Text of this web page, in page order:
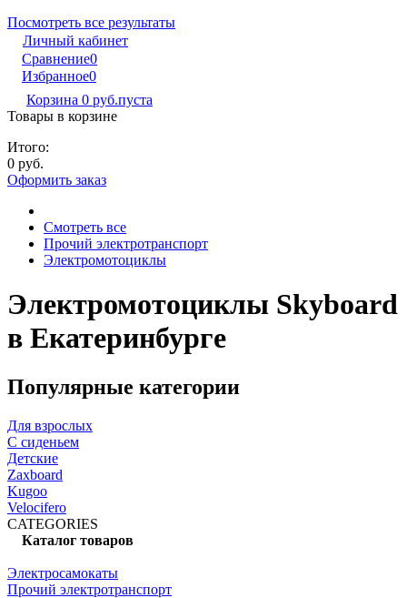
Посмотреть все результаты
Личный кабинет
Сравнение0
Избранное0
Корзина 0 руб.пуста
Товары в корзине
Итого:
0 руб.
Оформить заказ
Смотреть все
Прочий электротранспорт
Электромотоциклы
Электромотоциклы Skyboard
в Екатеринбурге
Популярные категории
Для взрослых
С сиденьем
Детские
Zaxboard
Kugoo
Velocifero
CATEGORIES
Каталог товаров
Электросамокаты
Прочий электротранспорт